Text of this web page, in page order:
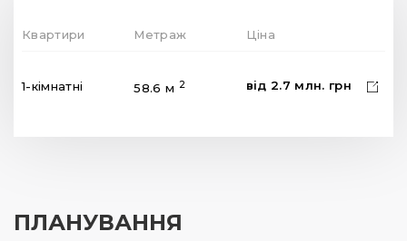
Квартири Метраж Ціна
1-кімнатні 58.6 м 2 від 2.7 млн. грн
ПЛАНУВАННЯ